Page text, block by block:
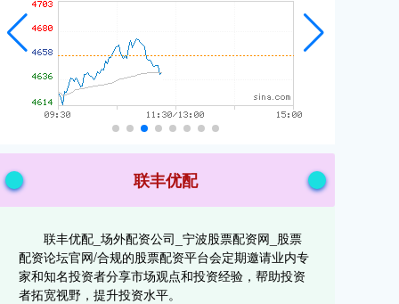
联丰优配
联丰优配_场外配资公司_宁波股票配资网_股票
配资论坛官网/合规的股票配资平台会定期邀请业内专
家和知名投资者分享市场观点和投资经验，帮助投资
者拓宽视野，提升投资水平。